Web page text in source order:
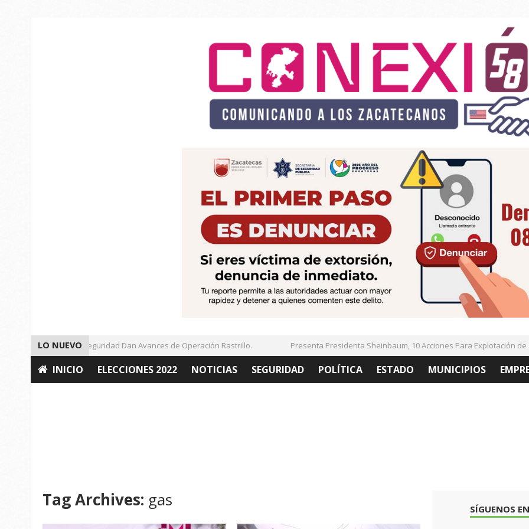
LO NUEVO
Autoridades de Seguridad Dan Avances de Operación Rastrillo. Presenta Presidenta Sheinbaum, 10 Acciones Para Explotación de
INICIO ELECCIONES 2022 NOTICIAS SEGURIDAD POLÍTICA ESTADO MUNICIPIOS
Tag Archives: gas SÍGUENOS